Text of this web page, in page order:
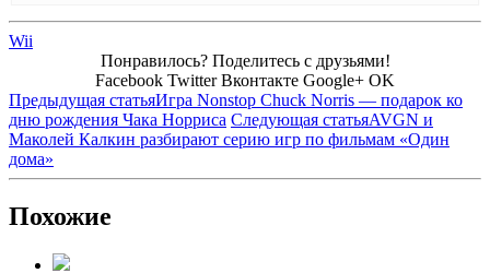
Wii
Понравилось? Поделитесь с друзьями!
Facebook Twitter Вконтакте Google+ OK
Предыдущая статьяИгра Nonstop Chuck Norris — подарок ко
дню рождения Чака Норриса Следующая статьяAVGN и
Маколей Калкин разбирают серию игр по фильмам «Один
дома»
Похожие